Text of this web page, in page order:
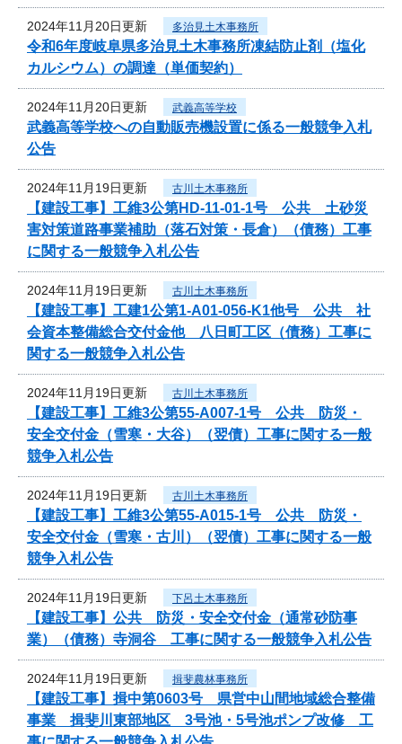
2024年11月20日更新 多治見土木事務所
令和6年度岐阜県多治見土木事務所凍結防止剤（塩化
カルシウム）の調達（単価契約）
2024年11月20日更新 武義高等学校
武義高等学校への自動販売機設置に係る一般競争入札
公告
2024年11月19日更新 古川土木事務所
【建設工事】工維3公第HD-11-01-1号 公共 土砂災
害対策道路事業補助（落石対策・長倉）（債務）工事
に関する一般競争入札公告
2024年11月19日更新 古川土木事務所
【建設工事】工建1公第1-A01-056-K1他号 公共 社
会資本整備総合交付金他 八日町工区（債務）工事に
関する一般競争入札公告
2024年11月19日更新 古川土木事務所
【建設工事】工維3公第55-A007-1号 公共 防災・
安全交付金（雪寒・大谷）（翌債）工事に関する一般
競争入札公告
2024年11月19日更新 古川土木事務所
【建設工事】工維3公第55-A015-1号 公共 防災・
安全交付金（雪寒・古川）（翌債）工事に関する一般
競争入札公告
2024年11月19日更新 下呂土木事務所
【建設工事】公共 防災・安全交付金（通常砂防事
業）（債務）寺洞谷 工事に関する一般競争入札公告
2024年11月19日更新 揖斐農林事務所
【建設工事】揖中第0603号 県営中山間地域総合整備
事業 揖斐川東部地区 3号池・5号池ポンプ改修 工